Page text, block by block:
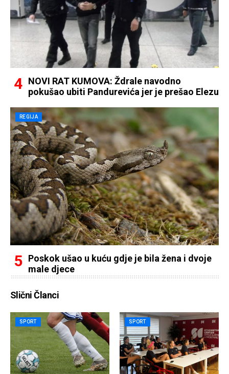
NOVI RAT KUMOVA: Ždrale navodno
pokušao ubiti Pandurevića jer je prešao Elezu
REGIJA
Poskok ušao u kuću gdje je bila žena i dvoje
male djece
Slični Članci
SPORT SPORT